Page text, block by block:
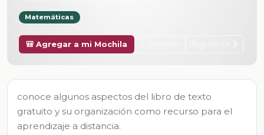
Matemáticas
🎒 Agregar a mi Mochila
conoce algunos aspectos del libro de texto
gratuito y su organización como recurso para el
aprendizaje a distancia.